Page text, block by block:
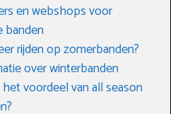
en webshops voor
banden
rijden op zomerbanden?
over winterbanden
voordeel van all season